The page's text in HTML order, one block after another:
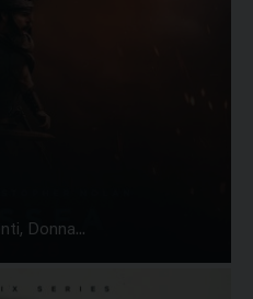
Donna...